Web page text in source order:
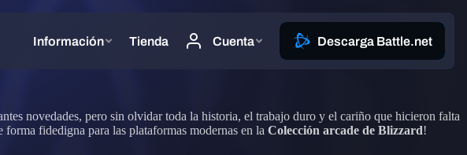
novedades, pero sin olvidar toda la historia, el trabajo duro y el cariño que hicieron falta
fidedigna para las plataformas modernas en la Colección arcade de Blizzard!